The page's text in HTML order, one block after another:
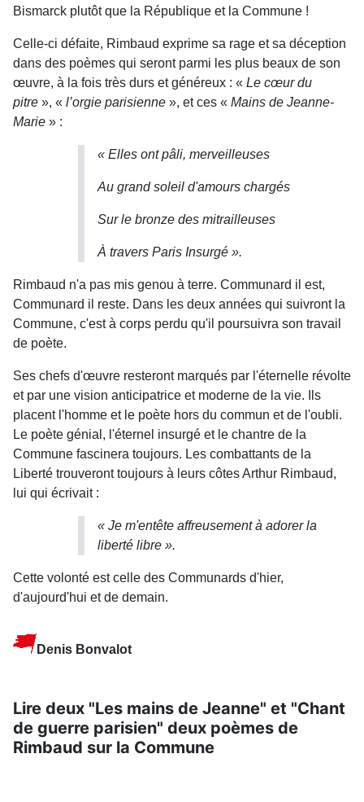
Bismarck plutôt que la République et la Commune !
Celle-ci défaite, Rimbaud exprime sa rage et sa déception
dans des poèmes qui seront parmi les plus beaux de son
œuvre, à la fois très durs et généreux : « Le cœur du
pitre », « l’orgie parisienne », et ces « Mains de Jeanne-
Marie » :
« Elles ont pâli, merveilleuses
Au grand soleil d'amours chargés
Sur le bronze des mitrailleuses
À travers Paris Insurgé ».
Rimbaud n'a pas mis genou à terre. Communard il est,
Communard il reste. Dans les deux années qui suivront la
Commune, c'est à corps perdu qu'il poursuivra son travail
de poète.
Ses chefs d'œuvre resteront marqués par l'éternelle révolte
et par une vision anticipatrice et moderne de la vie. Ils
placent l'homme et le poète hors du commun et de l'oubli.
Le poète génial, l'éternel insurgé et le chantre de la
Commune fascinera toujours. Les combattants de la
Liberté trouveront toujours à leurs côtes Arthur Rimbaud,
lui qui écrivait :
« Je m'entête affreusement à adorer la
liberté libre ».
Cette volonté est celle des Communards d'hier,
d'aujourd'hui et de demain.
Denis Bonvalot
Lire deux "Les mains de Jeanne" et "Chant
de guerre parisien" deux poèmes de
Rimbaud sur la Commune